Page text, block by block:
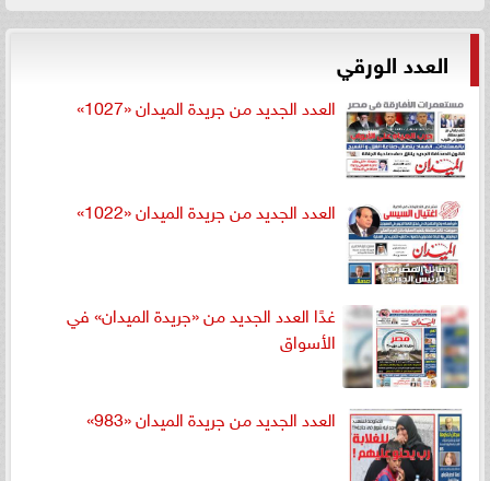
العدد الورقي
العدد الجديد من جريدة الميدان «1027»
العدد الجديد من جريدة الميدان «1022»
غدًا العدد الجديد من «جريدة الميدان» في
الأسواق
العدد الجديد من جريدة الميدان «983»